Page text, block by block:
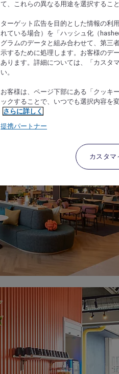
て、これらの異なる用途を選択するこ
ターゲット広告を目的とした情報の利
れている場合）を「ハッシュ化（
グラムのデータと組み合わせて、第三
示するために処理します。お客様のデ
あります。詳細については、「カスタ
い。
お客様は、ページ下部にある「クッキ
ックすることで、いつでも選択内容を
さらに詳しく
提携パートナー
カスタマ